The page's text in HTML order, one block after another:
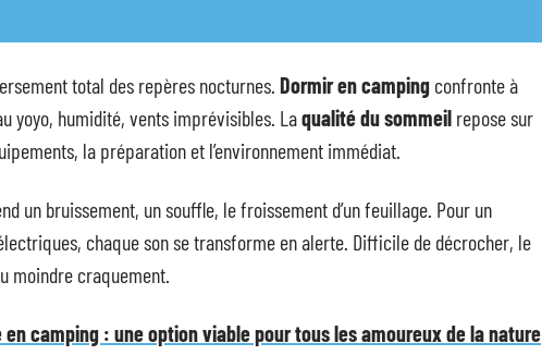
total des repères nocturnes. Dormir en camping confronte à
yoyo, humidité, vents imprévisibles. Laqualité du sommeil repose sur
la préparation et l’environnement immédiat.
un bruissement, un souffle, le froissement d’un feuillage. Pour un
chaque son se transforme en alerte. Difficile de décrocher, le
moindre craquement.
en camping : une option viable pour tous les amoureux de la nature